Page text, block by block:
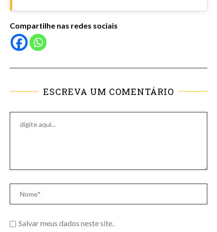
Compartilhe nas redes sociais
ESCREVA UM COMENTÁRIO
Salvar meus dados neste site.